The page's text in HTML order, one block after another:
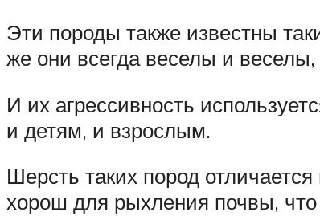
Эти породы также известны
же они всегда веселы и
И их агрессивность
и детям, и взрослым.
Шерсть таких пород
хорош для рыхления почвы,